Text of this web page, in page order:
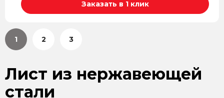
Заказать в 1 клик
1 2 3
Лист из нержавеющей
стали